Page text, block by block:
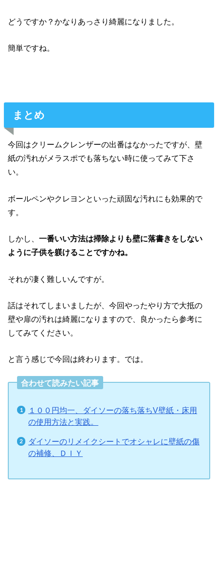
どうですか？かなりあっさり綺麗になりました。
簡単ですね。
まとめ
今回はクリームクレンザーの出番はなかったですが、壁
紙の汚れがメラスポでも落ちない時に使ってみて下さ
い。
ボールペンやクレヨンといった頑固な汚れにも効果的で
す。
しかし、一番いい方法は掃除よりも壁に落書きをしない
ように子供を躾けることですかね。
それが凄く難しいんですが。
話はそれてしまいましたが、今回やったやり方で大抵の
壁や扉の汚れは綺麗になりますので、良かったら参考に
してみてください。
と言う感じで今回は終わります。では。
合わせて読みたい記事
１００円均一、ダイソーの落ち落ちV壁紙・床用
の使用方法と実践。
ダイソーのリメイクシートでオシャレに壁紙の傷
の補修、ＤＩＹ